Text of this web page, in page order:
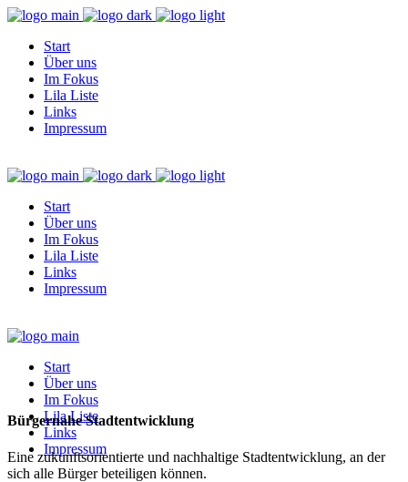
Start
Über uns
Im Fokus
Lila Liste
Links
Impressum
Start
Über uns
Im Fokus
Lila Liste
Links
Impressum
Start
Über uns
Im Fokus
Lila Liste
Links
Impressum
Bürgernahe Stadtentwicklung
Eine zukunftsorientierte und nachhaltige Stadtentwicklung, an der
sich alle Bürger beteiligen können.